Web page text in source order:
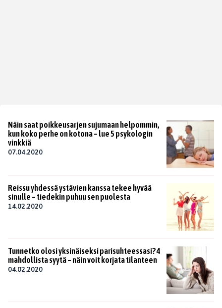
Näin saat poikkeusarjen sujumaan helpommin,
kun koko perhe on kotona – lue 5 psykologin
vinkkiä
07.04.2020
Reissu yhdessä ystävien kanssa tekee hyvää
sinulle – tiedekin puhuu sen puolesta
14.02.2020
Tunnetko olosi yksinäiseksi parisuhteessasi? 4
mahdollista syytä – näin voit korjata tilanteen
04.02.2020